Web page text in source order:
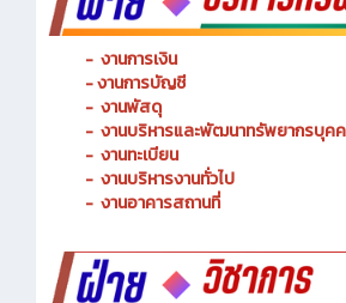
-งานการเงิน
- งานการบัญชี
- งานพัสดุ
- งานบริหารและพัฒนาทรัพยากรบุคคล
- งานทะเบียน
- งานบริหารงานทั่วไป